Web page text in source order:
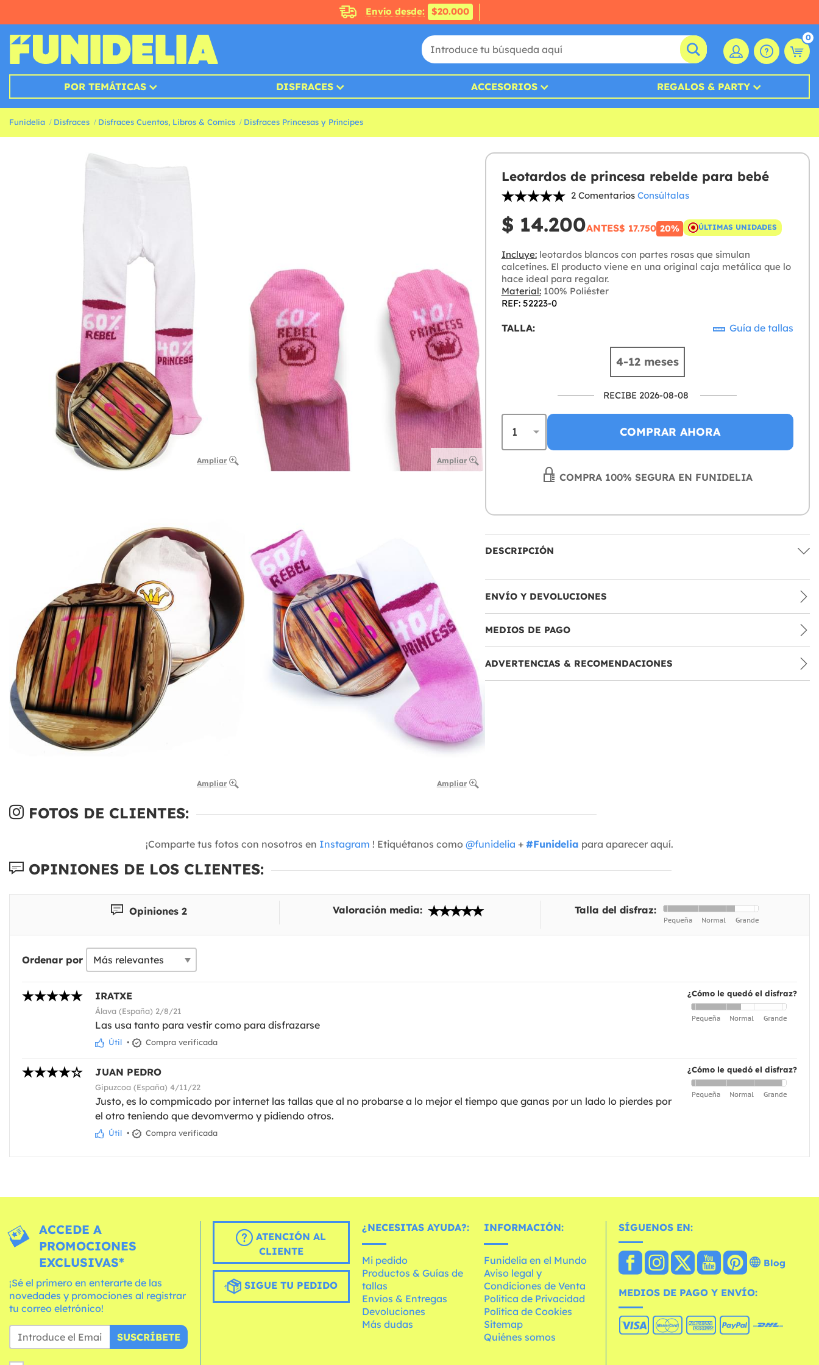
Envío desde: $20.000
0
POR TEMÁTICAS DISFRACES ACCESORIOS REGALOS & PARTY
Funidelia Disfraces Disfraces Cuentos, Libros & Comics Disfraces Princesas y Príncipes
Ampliar Ampliar
Ampliar Ampliar
Leotardos de princesa rebelde para bebé
2 Comentarios Consúltalas
$ 14.200ANTES$ 17.750 20% ÚLTIMAS UNIDADES
Incluye:leotardos blancos con partes rosas que simulan
calcetines. El producto viene en una original caja metálica que lo
hace ideal para regalar.
Material:100% Poliéster
REF: 52223-0
TALLA: Guía de tallas
4-12 meses
RECIBE 2026-08-08
COMPRAR AHORA
COMPRA 100% SEGURA EN FUNIDELIA
DESCRIPCIÓN
ENVÍO Y DEVOLUCIONES
MEDIOS DE PAGO
ADVERTENCIAS & RECOMENDACIONES
FOTOS DE CLIENTES:
¡Comparte tus fotos con nosotros en Instagram ! Etiquétanos como @funidelia + #Funidelia para aparecer aquí.
OPINIONES DE LOS CLIENTES:
Opiniones 2 Valoración media: Talla del disfraz:
Ordenar por
¿Cómo le quedó el disfraz?
IRATXE
Álava (España) 2/8/21
Las usa tanto para vestir como para disfrazarse
Útil • Compra verificada
¿Cómo le quedó el disfraz?
JUAN PEDRO
Gipuzcoa (España) 4/11/22
Justo, es lo compmicado por internet las tallas que al no probarse a lo mejor el tiempo que ganas por un lado lo pierdes por
el otro teniendo que devomvermo y pidiendo otros.
Útil • Compra verificada
ACCEDE A
PROMOCIONES
EXCLUSIVAS*
¡Sé el primero en enterarte de las
novedades y promociones al registrar
tu correo eletrónico!
SUSCRÍBETE
ATENCIÓN AL
CLIENTE
SIGUE TU PEDIDO
¿NECESITAS AYUDA?:
Mi pedido
Productos & Guías de
tallas
Envíos & Entregas
Devoluciones
Más dudas
INFORMACIÓN:
Funidelia en el Mundo
Aviso legal y
Condiciones de Venta
Política de Privacidad
Política de Cookies
Sitemap
Quiénes somos
SÍGUENOS EN:
Blog
MEDIOS DE PAGO Y ENVÍO: